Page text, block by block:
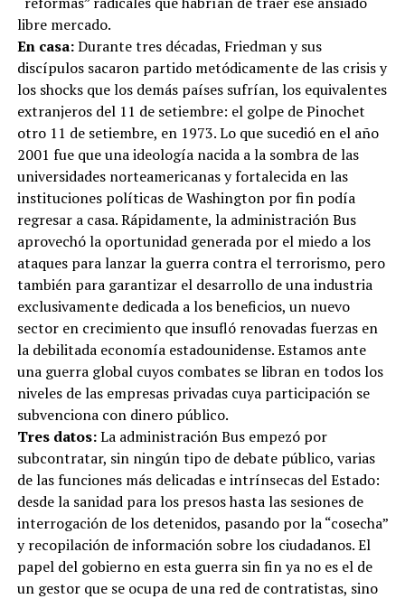
libre mercado.
En casa:Durante tres décadas, Friedman y sus
discípulos sacaron partido metódicamente de las crisis y
los shocks que los demás países sufrían, los equivalentes
extranjeros del 11 de setiembre: el golpe de Pinochet
otro 11 de setiembre, en 1973. Lo que sucedió en el año
2001 fue que una ideología nacida a la sombra de las
universidades norteamericanas y fortalecida en las
instituciones políticas de Washington por fin podía
regresar a casa. Rápidamente, la administración Bus
aprovechó la oportunidad generada por el miedo a los
ataques para lanzar la guerra contra el terrorismo, pero
también para garantizar el desarrollo de una industria
exclusivamente dedicada a los beneficios, un nuevo
sector en crecimiento que insufló renovadas fuerzas en
la debilitada economía estadounidense. Estamos ante
una guerra global cuyos combates se libran en todos los
niveles de las empresas privadas cuya participación se
subvenciona con dinero público.
Tres datos:La administración Bus empezó por
subcontratar, sin ningún tipo de debate público, varias
de las funciones más delicadas e intrínsecas del Estado:
desde la sanidad para los presos hasta las sesiones de
interrogación de los detenidos, pasando por la “cosecha”
y recopilación de información sobre los ciudadanos. El
papel del gobierno en esta guerra sin fin ya no es el de
un gestor que se ocupa de una red de contratistas, sino